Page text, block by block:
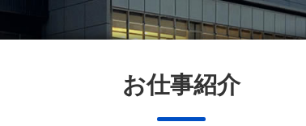
お仕事紹介